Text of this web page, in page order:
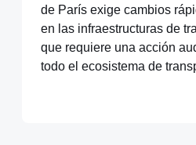
de París exige cambios
en las infraestructuras de
que requiere una acción
todo el ecosistema de